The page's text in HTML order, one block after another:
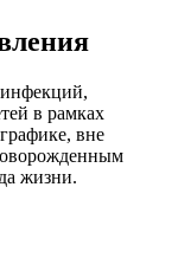
в рамках
вне
жизни.